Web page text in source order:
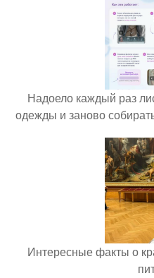
Надоело каждый раз
одежды и заново
Интересные факты о